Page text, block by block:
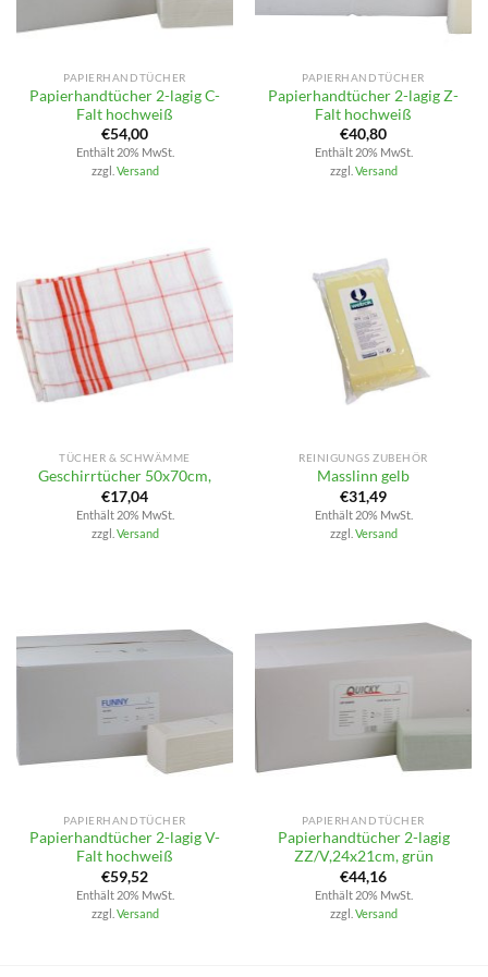
PAPIERHANDTÜCHER
Papierhandtücher 2-lagig C-
Falt hochweiß
€54,00
Enthält 20% MwSt.
zzgl. Versand
PAPIERHANDTÜCHER
Papierhandtücher 2-lagig Z-
Falt hochweiß
€40,80
Enthält 20% MwSt.
zzgl. Versand
TÜCHER & SCHWÄMME
Geschirrtücher 50x70cm,
€17,04
Enthält 20% MwSt.
zzgl. Versand
REINIGUNGS ZUBEHÖR
Masslinn gelb
€31,49
Enthält 20% MwSt.
zzgl. Versand
PAPIERHANDTÜCHER
Papierhandtücher 2-lagig V-
Falt hochweiß
€59,52
Enthält 20% MwSt.
zzgl. Versand
PAPIERHANDTÜCHER
Papierhandtücher 2-lagig
ZZ/V,24x21cm, grün
€44,16
Enthält 20% MwSt.
zzgl. Versand